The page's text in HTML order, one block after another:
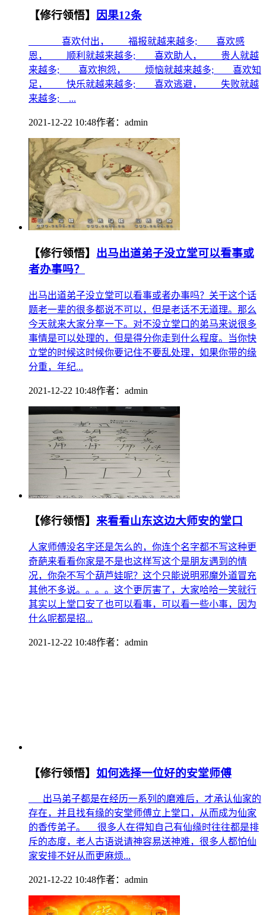
【修行领悟】 因果12条
喜欢付出， 福报就越来越多; 喜欢感
恩， 顺利就越来越多; 喜欢助人， 贵人就越
来越多; 喜欢抱怨， 烦恼就越来越多; 喜欢知
足， 快乐就越来越多; 喜欢逃避， 失败就越
来越多; ...
2021-12-22 10:48作者： admin
【修行领悟】 出马出道弟子没立堂可以看事或
者办事吗？
出马出道弟子没立堂可以看事或者办事吗？关于这个话
题老一辈的很多都说不可以，但是老话不无道理。那么
今天就来大家分享一下。对不没立堂口的弟马来说很多
事情是可以处理的，但是得分你走到什么程度。当你快
立堂的时候这时候你要记住不要乱处理，如果你带的缘
分重，年纪...
2021-12-22 10:48作者： admin
【修行领悟】 来看看山东这边大师安的堂口
人家师傅没名字还是怎么的，你连个名字都不写这种更
奇葩来看看你家是不是也这样写这个是朋友遇到的情
况，你杂不写个葫芦娃呢？这个只能说明邪魔外道冒充
其他不多说。。。。这个更厉害了，大家哈哈一笑就行
其实以上堂口安了也可以看事，可以看一些小事，因为
什么呢都是招...
2021-12-22 10:48作者： admin
【修行领悟】 如何选择一位好的安堂师傅
出马弟子都是在经历一系列的磨难后，才承认仙家的
存在，并且找有缘的安堂师傅立上堂口，从而成为仙家
的香传弟子。 很多人在得知自己有仙缘时往往都是排
斥的态度，老人古语说请神容易送神难，很多人都怕仙
家安排不好从而更麻烦...
2021-12-22 10:48作者： admin